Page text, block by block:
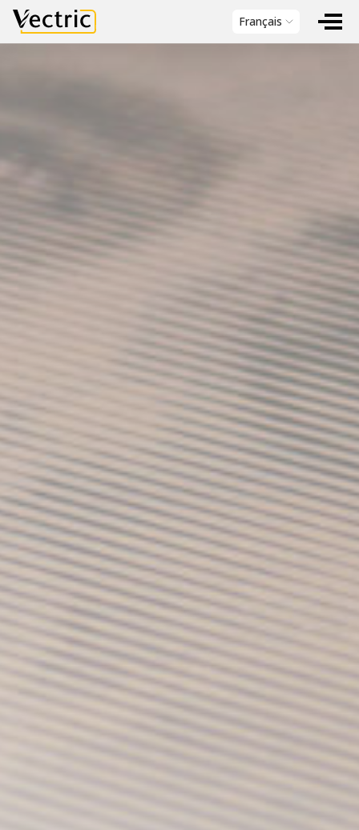
Vectric Français